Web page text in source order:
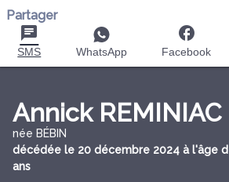
Partager
SMS WhatsApp Facebook
Annick REMINIAC
née BÉBIN
décédée le 20 décembre 2024 à l'âge
ans